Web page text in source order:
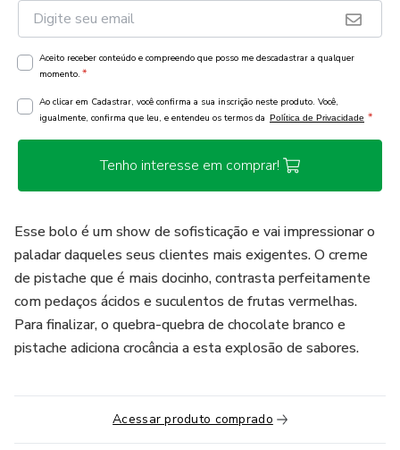
Aceito receber conteúdo e compreendo que posso me descadastrar a qualquer
momento. *
Ao clicar em Cadastrar, você confirma a sua inscrição neste produto. Você,
igualmente, confirma que leu, e entendeu os termos da Política de Privacidade *
Tenho interesse em comprar!
Esse bolo é um show de sofisticação e vai impressionar o
paladar daqueles seus clientes mais exigentes. O creme
de pistache que é mais docinho, contrasta perfeitamente
com pedaços ácidos e suculentos de frutas vermelhas.
Para finalizar, o quebra-quebra de chocolate branco e
pistache adiciona crocância a esta explosão de sabores.
Acessar produto comprado